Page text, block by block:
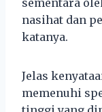
nasihat dan
katanya.
Jelas
memenuhi